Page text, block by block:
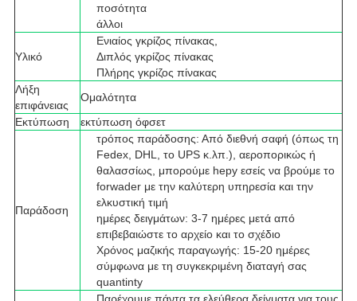
ποσότητα
άλλοι
Υλικό
Ενιαίος γκρίζος πίνακας,
Διπλός γκρίζος πίνακας
Πλήρης γκρίζος πίνακας
Λήξη
επιφάνειας
Ομαλότητα
Εκτύπωση
εκτύπωση όφσετ
Παράδοση
τρόπος παράδοσης: Από διεθνή σαφή (όπως τη
Fedex, DHL, το UPS κ.λπ.), αεροπορικώς ή
θαλασσίως, μπορούμε hepy εσείς να βρούμε το
forwader με την καλύτερη υπηρεσία και την
ελκυστική τιμή
ημέρες δειγμάτων: 3-7 ημέρες μετά από
επιβεβαιώστε το αρχείο και το σχέδιο
Χρόνος μαζικής παραγωγής: 15-20 ημέρες
σύμφωνα με τη συγκεκριμένη διαταγή σας
quantinty